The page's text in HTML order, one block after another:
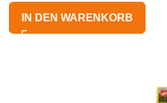
IN DEN WARENKORB